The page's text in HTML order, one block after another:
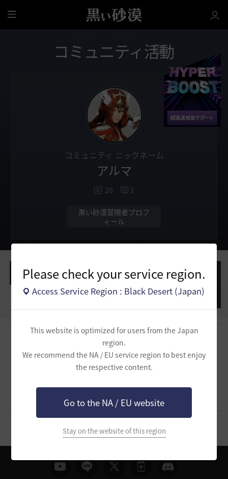
Please check your service region.
Access Service Region : Black Desert (Japan)
This website is optimized for users from the Japan
region.
We recommend the NA / EU service region to best enjoy
the respective content.
Go to the NA / EU website
Stay on the website of this region
全
体
コミュニティ活動
コミュニティ ニックネーム
アルマ
26 1
黒い砂漠冒険者プロフ
ィール
作成した投稿 作成したコメント
作成した質問 作成したコメント
作成した質問がありません。